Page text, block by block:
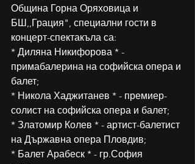
Община Горна Оряховица и
БШ,,Грация", специални гости в
концерт-спектакъла са:
* Диляна Никифорова * -
примабалерина на софийска опера и
балет;
* Никола Хаджитанев * - премиер-
солист на софийска опера и балет;
* Златомир Колев * - артист-балетист
на Държавна опера Пловдив;
* Балет Арабеск * - гр.София